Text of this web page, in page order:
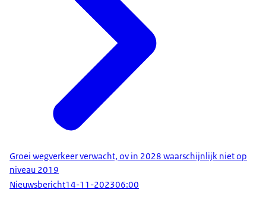
Groei wegverkeer verwacht, ov in 2028 waarschijnlijk niet op
niveau 2019
Nieuwsbericht14-11-202306:00